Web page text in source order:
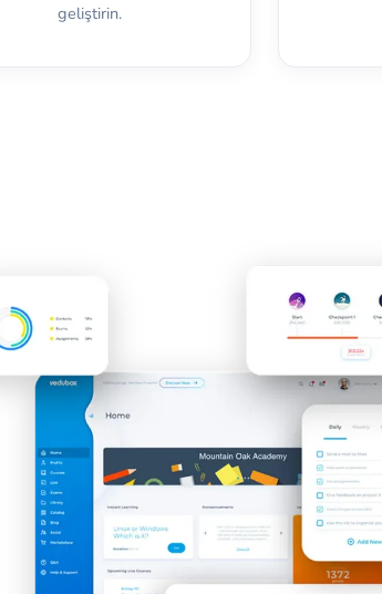
geliştirin.